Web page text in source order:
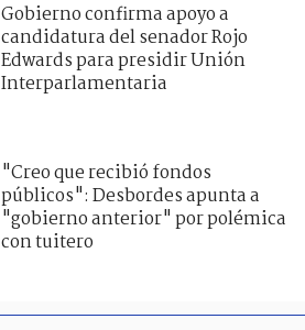
Gobierno confirma apoyo a
candidatura del senador Rojo
Edwards para presidir Unión
Interparlamentaria
"Creo que recibió fondos
públicos": Desbordes apunta a
"gobierno anterior" por polémica
con tuitero